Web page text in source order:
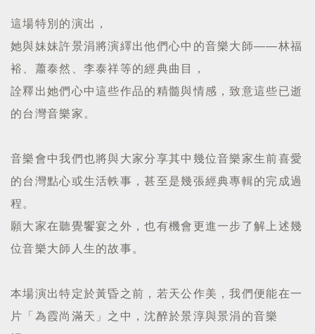
這場特別的演出，
她與妹妹許景涓將演繹出他們心中的音樂大師——林福
裕、蕭泰然、李泰祥等的經典曲目，
詮釋出她們心中這些作品的精髓與情感，致意這些已逝
的台灣音樂家。
音樂會中我們也將與大家分享其中幾位音樂家生前喜愛
的台灣點心或生活軼事，甚至是幾張經典專輯的完成過
程。
願大家在聽覺饗宴之外，也有機會更進一步了解上述幾
位音樂大師人生的故事。
本場演出特定於黃昏之前，若天公作美，我們便能在一
片「為霞尚滿天」之中，沈醉於景淳與景涓的音樂